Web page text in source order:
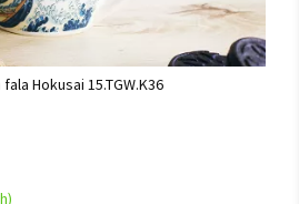
Hokusai 15.TGW.K36